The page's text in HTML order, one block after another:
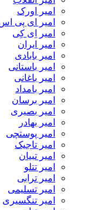
امیر اورک
امیر ای پی
امیر اِی کِی
امیر ایران
امیر بابادی
امیر باستانی
امیر باغانی
امیر بامداد
امیر برسان
امیر بصیری
امیر بهادر
امیر پوستچی
امیر تاجیک
امیر تبیان
امیر تتلو
امیر ترابی
امیر تسلیمی
امیر تنگسیری